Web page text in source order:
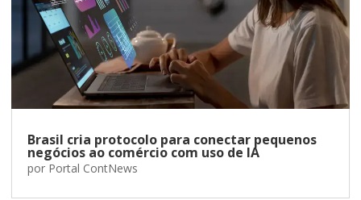
Brasil cria protocolo para conectar pequenos
negócios ao comércio com uso de IA
por Portal ContNews